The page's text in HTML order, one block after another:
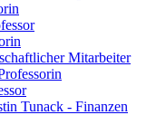
Mitarbeiter
Tunack - Finanzen